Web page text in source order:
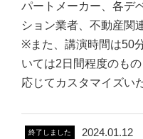
パートメーカー、各デ
ション業者、不動産関
※また、講演時間は50
いては2日間程度のも
応じてカスタマイズい
終了しました
2024.01.12